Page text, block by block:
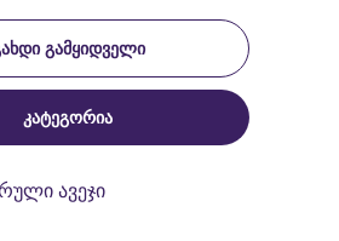
ᲒᲐᲛᲧᲘᲓᲕᲔᲚᲘ
ᲙᲐᲢᲔᲒᲝᲠᲘᲐ
ავეჯი